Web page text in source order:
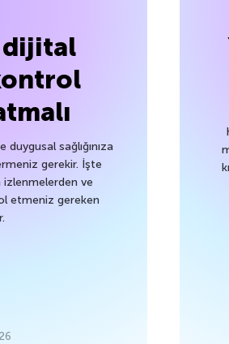
dijital
sağlığınıza
gerekir. İşte
ve
etmeniz gereken